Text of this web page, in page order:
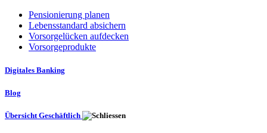
Pensionierung planen
Lebensstandard absichern
Vorsorgelücken aufdecken
Vorsorgeprodukte
Digitales Banking
Blog
Übersicht Geschäftlich